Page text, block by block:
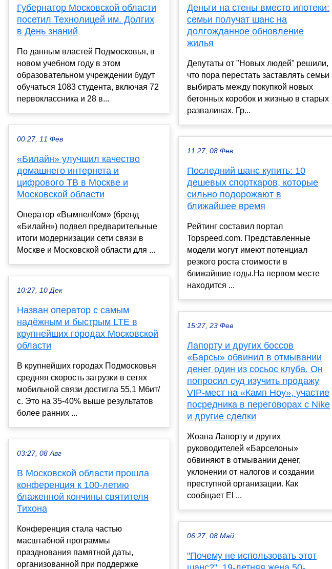
Губернатор Московской области
посетил Технолицей им. Долгих
в День знаний
По данным властей Подмосковья, в
новом учебном году в этом
образовательном учреждении будут
обучаться 1083 студента, включая 72
первоклассника и 28 в...
00:27, 11 Фев
«Билайн» улучшил качество
домашнего интернета и
цифрового ТВ в Москве и
Московской области
Оператор «ВымпелКом» (бренд
«Билайн») подвел предварительные
итоги модернизации сети связи в
Москве и Московской области для ...
10:27, 10 Дек
Назван оператор с самым
надёжным и быстрым LTE в
крупнейших городах Московской
области
В крупнейших городах Подмосковья
средняя скорость загрузки в сетях
мобильной связи достигла 55,1 Мбит/
с. Это на 35-40% выше результатов
более ранних ...
03:27, 08 Авг
В Московской области прошла
конференция к 100-летию
блаженной кончины святителя
Тихона
Конференция стала частью
масштабной программы
празднования памятной даты,
организованной при поддержке
Деньги на стены вместо ипотеки:
семьи получат шанс на
долгожданное обновление
жилья
Депутаты от "Новых людей" решили,
что пора перестать заставлять семьи
выбирать между покупкой новых
бетонных коробок и жизнью в старых
развалинах. Гр...
11:27, 08 Фев
Последний шанс купить: 10
дешевых спорткаров, которые
сильно подорожают в
ближайшее время
Рейтинг составил портал
Topspeed.com. Представленные
модели могут имеют потенциал
резкого роста стоимости в
ближайшие годы.На первом месте
находится ...
15:27, 23 Фев
Лапорту и других боссов
«Барсы» обвинил в отмывании
денег один из сосьос клуба. Он
попросил суд изучить продажу
VIP-мест на «Камп Ноу», участие
посредника в переговорах с Nike
и другие сделки
Жоана Лапорту и других
руководителей «Барселоны»
обвиняют в отмывании денег,
уклонении от налогов и создании
преступной организации. Как
сообщает El ...
06:27, 08 Май
"Почему не использовать этот